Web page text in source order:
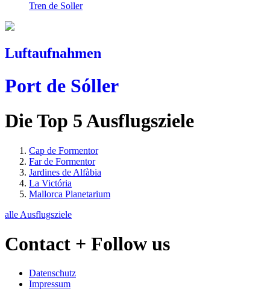
Tren de Soller
Luftaufnahmen
Port de Sóller
Die Top 5 Ausflugsziele
Cap de Formentor
Far de Formentor
Jardines de Alfàbia
La Victória
Mallorca Planetarium
alle Ausflugsziele
Contact + Follow us
Datenschutz
Impressum